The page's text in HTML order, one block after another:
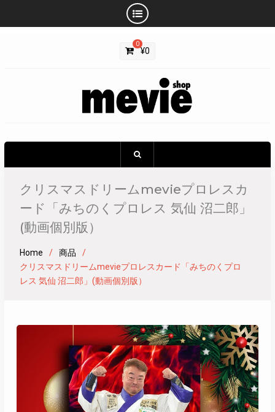
0
¥0
クリスマスドリームmevieプロレスカ
ード「みちのくプロレス 気仙 沼二郎」
(動画個別版）
Home
商品
クリスマスドリームmevieプロレスカード「みちのくプロ
レス 気仙 沼二郎」(動画個別版）